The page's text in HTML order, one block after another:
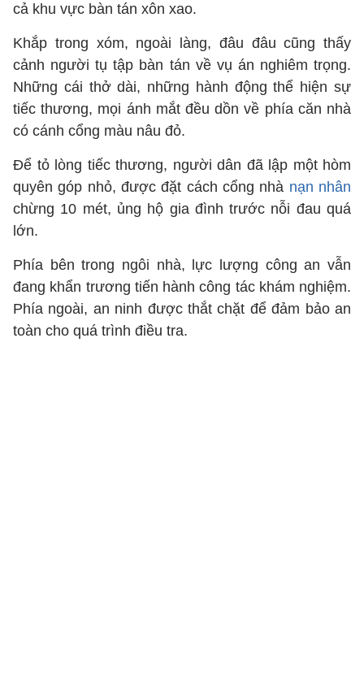
cả khu vực bàn tán xôn xao.
Khắp trong xóm, ngoài làng, đâu đâu cũng thấy
cảnh người tụ tập bàn tán về vụ án nghiêm trọng.
Những cái thở dài, những hành động thể hiện sự
tiếc thương, mọi ánh mắt đều dồn về phía căn nhà
có cánh cổng màu nâu đỏ.
Để tỏ lòng tiếc thương, người dân đã lập một hòm
quyên góp nhỏ, được đặt cách cổng nhà nạn nhân
chừng 10 mét, ủng hộ gia đình trước nỗi đau quá
lớn.
Phía bên trong ngôi nhà, lực lượng công an vẫn
đang khẩn trương tiến hành công tác khám nghiệm.
Phía ngoài, an ninh được thắt chặt để đảm bảo an
toàn cho quá trình điều tra.